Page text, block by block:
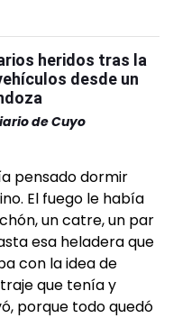
heridos tras la
desde un
de Cuyo
pensado dormir
El fuego le había
un catre, un par
esa heladera que
con la idea de
que tenía y
porque todo quedó